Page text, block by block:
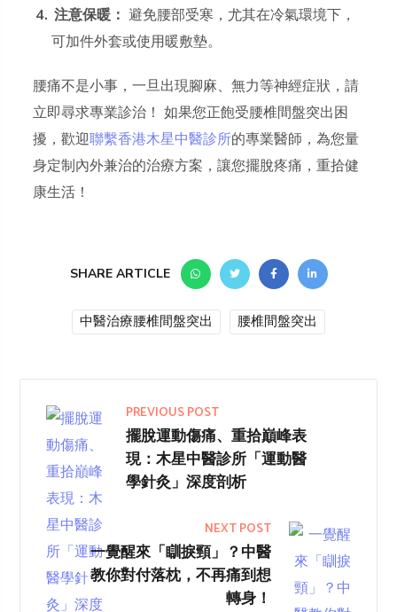
注意保暖： 避免腰部受寒，尤其在冷氣環境下，
可加件外套或使用暖敷墊。
腰痛不是小事，一旦出現腳麻、無力等神經症狀，請
立即尋求專業診治！ 如果您正飽受腰椎間盤突出困
擾，歡迎聯繫香港木星中醫診所的專業醫師，為您量
身定制內外兼治的治療方案，讓您擺脫疼痛，重拾健
康生活！
SHARE ARTICLE
中醫治療腰椎間盤突出 腰椎間盤突出
PREVIOUS POST
擺脫運動傷痛、重拾巔峰表
現：木星中醫診所「運動醫
學針灸」深度剖析
NEXT POST
一覺醒來「瞓捩頸」？中醫
教你對付落枕，不再痛到想
轉身！